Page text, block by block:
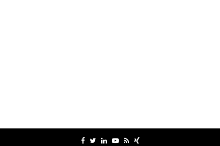
Facebook
TwitterLinkedinYoutube
RssXing